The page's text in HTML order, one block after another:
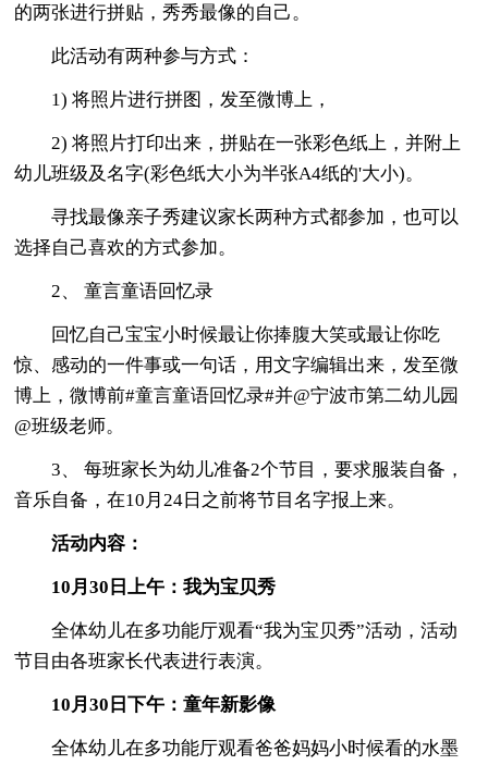
的两张进行拼贴，秀秀最像的自己。
此活动有两种参与方式：
1) 将照片进行拼图，发至微博上，
2) 将照片打印出来，拼贴在一张彩色纸上，并附上
幼儿班级及名字(彩色纸大小为半张A4纸的'大小)。
寻找最像亲子秀建议家长两种方式都参加，也可以
选择自己喜欢的方式参加。
2、 童言童语回忆录
回忆自己宝宝小时候最让你捧腹大笑或最让你吃
惊、感动的一件事或一句话，用文字编辑出来，发至微
博上，微博前#童言童语回忆录#并@宁波市第二幼儿园
@班级老师。
3、 每班家长为幼儿准备2个节目，要求服装自备，
音乐自备，在10月24日之前将节目名字报上来。
活动内容：
10月30日上午：我为宝贝秀
全体幼儿在多功能厅观看“我为宝贝秀”活动，活动
节目由各班家长代表进行表演。
10月30日下午：童年新影像
全体幼儿在多功能厅观看爸爸妈妈小时候看的水墨